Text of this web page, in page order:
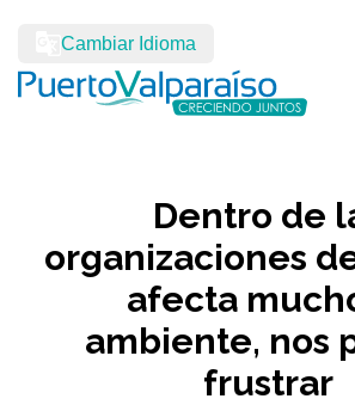
Cambiar Idioma
Dentro de
organizaciones
afecta
ambiente, nos
frustrar